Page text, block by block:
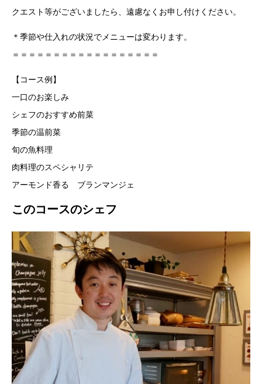
クエスト等がございましたら、遠慮なくお申し付けください。
＊季節や仕入れの状況でメニューは変わります。
＝＝＝＝＝＝＝＝＝＝＝＝＝＝＝＝＝＝
【コース例】
一口のお楽しみ
シェフのおすすめ前菜
季節の温前菜
旬の魚料理
肉料理のスペシャリテ
アーモンド香る ブランマンジェ
このコースのシェフ